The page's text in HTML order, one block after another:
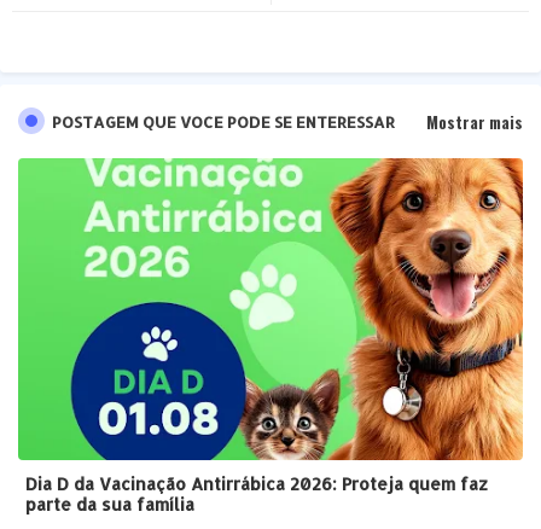
POSTAGEM QUE VOCE PODE SE ENTERESSAR Mostrar mais
Dia D da Vacinação Antirrábica 2026: Proteja quem faz
parte da sua família